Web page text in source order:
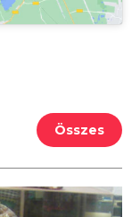
Összes